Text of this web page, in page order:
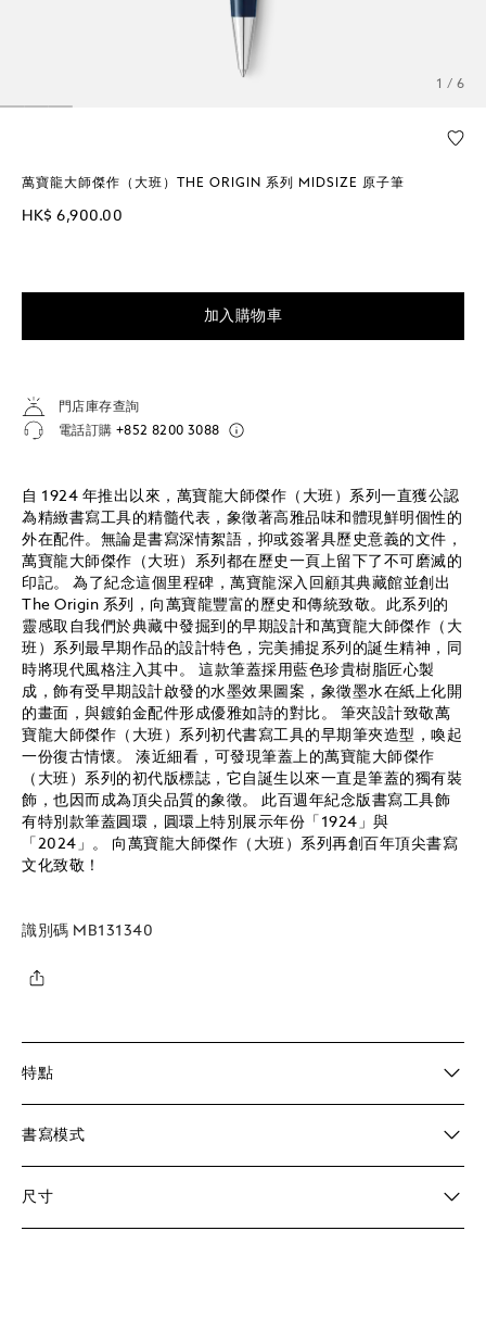
1 / 6
萬寶龍大師傑作（大班）THE ORIGIN 系列 MIDSIZE 原子筆
HK$ 6,900.00
加入購物車
門店庫存查詢
電話訂購 +852 8200 3088
自 1924 年推出以來，萬寶龍大師傑作（大班）系列一直獲公認
為精緻書寫工具的精髓代表，象徵著高雅品味和體現鮮明個性的
外在配件。無論是書寫深情絮語，抑或簽署具歷史意義的文件，
萬寶龍大師傑作（大班）系列都在歷史一頁上留下了不可磨滅的
印記。 為了紀念這個里程碑，萬寶龍深入回顧其典藏館並創出
The Origin 系列，向萬寶龍豐富的歷史和傳統致敬。此系列的
靈感取自我們於典藏中發掘到的早期設計和萬寶龍大師傑作（大
班）系列最早期作品的設計特色，完美捕捉系列的誕生精神，同
時將現代風格注入其中。 這款筆蓋採用藍色珍貴樹脂匠心製
成，飾有受早期設計啟發的水墨效果圖案，象徵墨水在紙上化開
的畫面，與鍍鉑金配件形成優雅如詩的對比。 筆夾設計致敬萬
寶龍大師傑作（大班）系列初代書寫工具的早期筆夾造型，喚起
一份復古情懷。 湊近細看，可發現筆蓋上的萬寶龍大師傑作
（大班）系列的初代版標誌，它自誕生以來一直是筆蓋的獨有裝
飾，也因而成為頂尖品質的象徵。 此百週年紀念版書寫工具飾
有特別款筆蓋圓環，圓環上特別展示年份「1924」與
「2024」。 向萬寶龍大師傑作（大班）系列再創百年頂尖書寫
文化致敬！
識別碼 MB131340
特點
書寫模式
尺寸